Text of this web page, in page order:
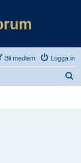
Logga in
Bli medlem